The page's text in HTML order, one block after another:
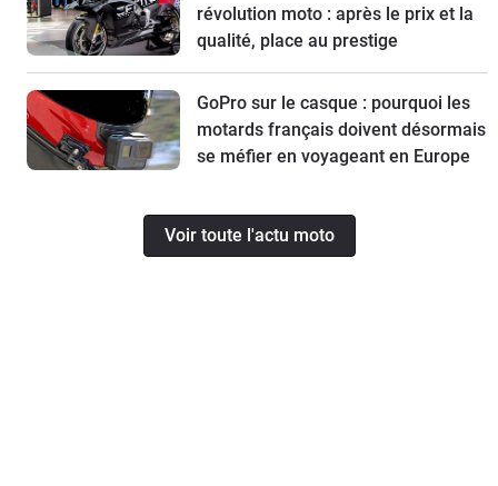
révolution moto : après le prix et la
qualité, place au prestige
GoPro sur le casque : pourquoi les
motards français doivent désormais
se méfier en voyageant en Europe
Voir toute l'actu moto